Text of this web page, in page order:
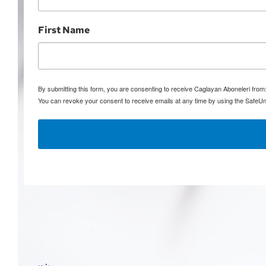
First Name
By submitting this form, you are consenting to receive Caglayan Aboneleri
You can revoke your consent to receive emails at any time by using the